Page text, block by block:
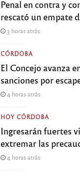
Penal en contra y
rescató un empate
3 horas atrás
CÓRDOBA
El Concejo avanza
sanciones por
4 horas atrás
HOY CÓRDOBA
Ingresarán fuertes
extremar las
4 horas atrás